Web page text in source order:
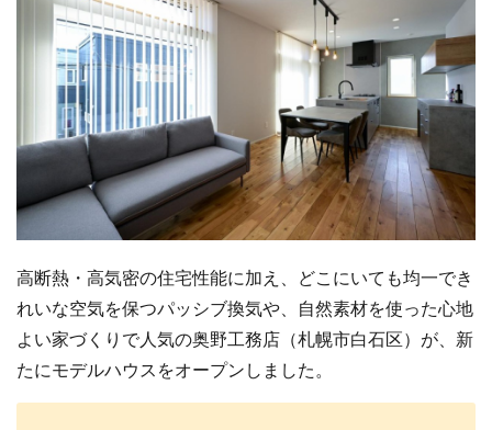
高断熱・高気密の住宅性能に加え、どこにいても均一でき
れいな空気を保つパッシブ換気や、自然素材を使った心地
よい家づくりで人気の奥野工務店（札幌市白石区）が、新
たにモデルハウスをオープンしました。